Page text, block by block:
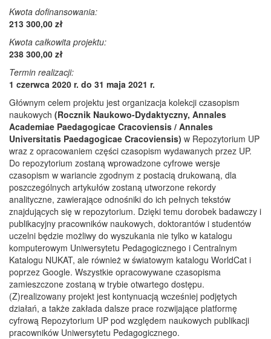
Kwota dofinansowania:
213 300,00 zł
Kwota całkowita projektu:
238 300,00 zł
Termin realizacji:
1 czerwca 2020 r. do 31 maja 2021 r.
Głównym celem projektu jest organizacja kolekcji czasopism
naukowych (Rocznik Naukowo-Dydaktyczny, Annales
Academiae Paedagogicae Cracoviensis / Annales
Universitatis Paedagogicae Cracoviensis) w Repozytorium UP
wraz z opracowaniem części czasopism wydawanych przez UP.
Do repozytorium zostaną wprowadzone cyfrowe wersje
czasopism w wariancie zgodnym z postacią drukowaną, dla
poszczególnych artykułów zostaną utworzone rekordy
analityczne, zawierające odnośniki do ich pełnych tekstów
znajdujących się w repozytorium. Dzięki temu dorobek badawczy i
publikacyjny pracowników naukowych, doktorantów i studentów
uczelni będzie możliwy do wyszukania nie tylko w katalogu
komputerowym Uniwersytetu Pedagogicznego i Centralnym
Katalogu NUKAT, ale również w światowym katalogu WorldCat i
poprzez Google. Wszystkie opracowywane czasopisma
zamieszczone zostaną w trybie otwartego dostępu.
(Z)realizowany projekt jest kontynuacją wcześniej podjętych
działań, a także zakłada dalsze prace rozwijające platformę
cyfrową Repozytorium UP pod względem naukowych publikacji
pracowników Uniwersytetu Pedagogicznego.